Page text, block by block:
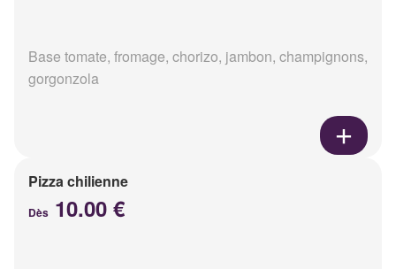
Base tomate, fromage, chorizo, jambon, champignons,
gorgonzola
Pizza chilienne
Dès 10.00 €